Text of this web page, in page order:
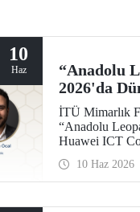
10
Haz
“Anadolu
2026'da
İTÜ Mimarlık
“Anadolu
Huawei ICT
10 Haz 2026